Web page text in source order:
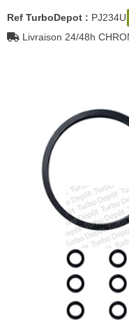
Ref TurboDepot : PJ234U
Livraison 24/48h